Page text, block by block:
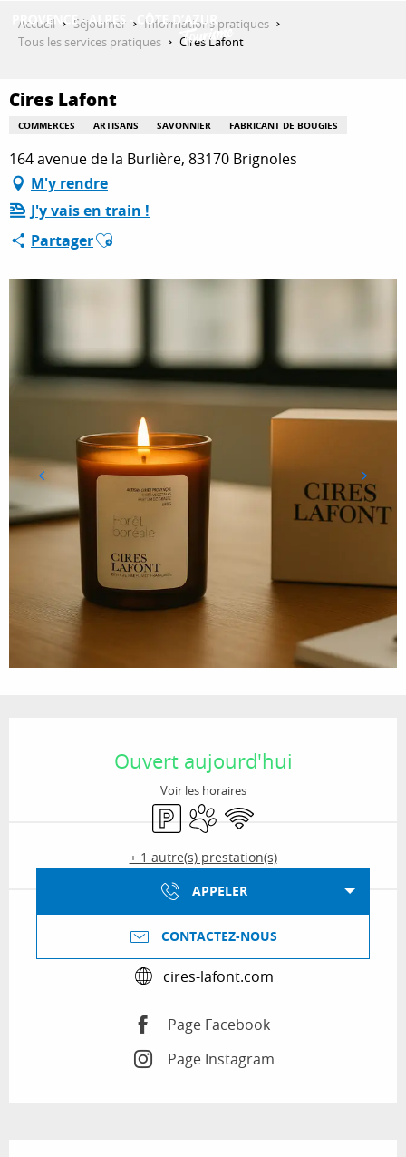
QUE FAIRE ?
SÉJOURNER
Accueil Séjourner
Informations pratiques
Tous les services pratiques
Cires Lafont
Cires Lafont
COMMERCES ARTISANS SAVONNIER FABRICANT DE BOUGIES
164 avenue de la Burlière, 83170 Brignoles
M'y rendre
J'y vais en train !
PartagerAjouter aux favoris
Ouvert aujourd'hui
Voir les horaires
ParkingAnimaux acceptés
WiFi
+ 1 autre(s) prestation(s)
APPELER
CONTACTEZ-NOUS
cires-lafont.com
Page Facebook
Page Instagram